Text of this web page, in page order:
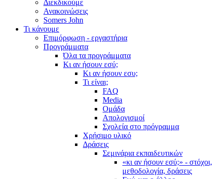
Διεκδικούμε
Ανακοινώσεις
Somers John
Τι κάνουμε
Επιμόρφωση - εργαστήρια
Προγράμματα
Όλα τα προγράμματα
Κι αν ήσουν εσύ;
Κι αν ήσουν εσυ;
Τι είναι;
FAQ
Media
Ομάδα
Απολογισμοί
Σχολεία στο πρόγραμμα
Χρήσιμο υλικό
Δράσεις
Σεμινάρια εκπαιδευτικών
«κι αν ήσουν εσύ;» - στόχοι,
μεθοδολογία, δράσεις